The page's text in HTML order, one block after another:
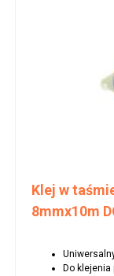
Klej w
8mmx10m
Do klejenia